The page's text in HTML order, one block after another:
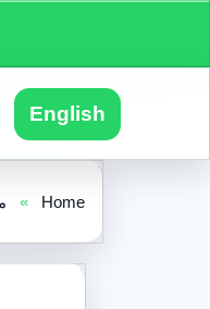
English
Home
»